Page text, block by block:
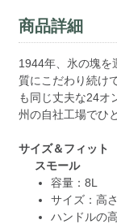
商品詳細
1944年、氷の塊を
質にこだわり続け
も同じ丈夫な24オ
州の自社工場でひ
サイズ＆フィット
スモール
容量：8L
サイズ：高
ハンドルの